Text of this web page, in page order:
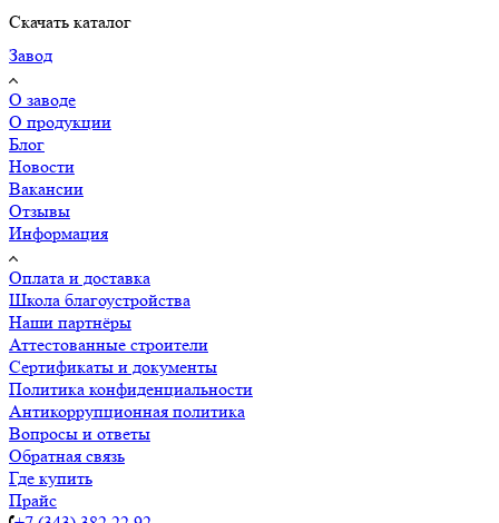
Скачать каталог
Завод
О заводе
О продукции
Блог
Новости
Вакансии
Отзывы
Информация
Оплата и доставка
Школа благоустройства
Наши партнёры
Аттестованные строители
Сертификаты и документы
Политика конфиденциальности
Антикоррупционная политика
Вопросы и ответы
Обратная связь
Где купить
Прайс